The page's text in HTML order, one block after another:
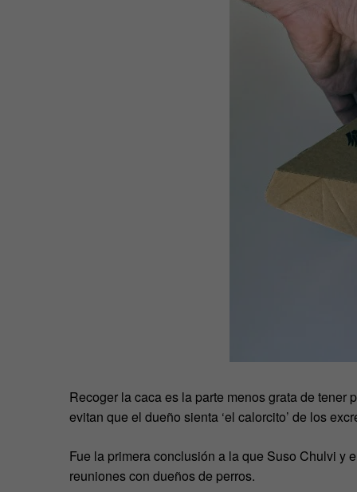
Recoger la caca es la parte menos grata de
evitan que el dueño sienta ‘el calorcito’ de los
Fue la primera conclusión a la que Suso Chulvi y
reuniones con dueños de perros.